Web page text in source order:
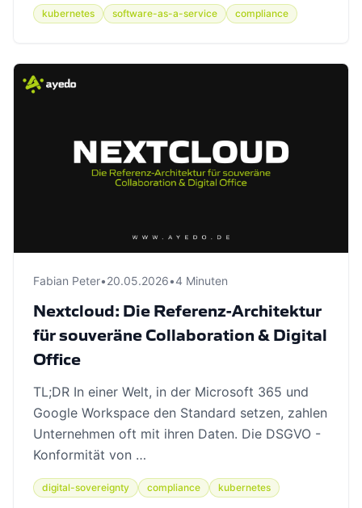
kubernetes software-as-a-service compliance
Fabian Peter•20.05.2026•4 Minuten
Nextcloud: Die Referenz-Architektur
für souveräne Collaboration & Digital
Office
TL;DR In einer Welt, in der Microsoft 365 und
Google Workspace den Standard setzen, zahlen
Unternehmen oft mit ihren Daten. Die DSGVO -
Konformität von …
digital-sovereignty compliance kubernetes